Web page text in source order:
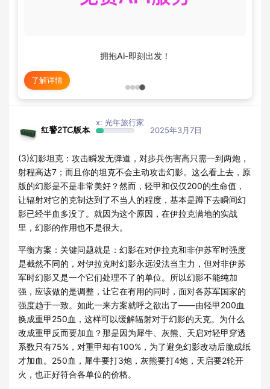
拥抱Ai-即刻出发！
了解详情
红警2TC版本
x: 光年旅行家
2025年3月7日
(3)幻影坦克：攻击瞬发无弹道，对步兵伤害高只需一到两炮，
射程高达7；而且你的坦克不会主动攻击幻影。这么看上去，原
版的幻影是不是非常美好？然而，轻甲和仅仅200的生命值，
让辐射对它的克制达到了不当人的程度，基本是蹲下去瞬间幻
影已经半血多没了。就因为这个原因，在伊拉克满地的实战
里，幻影的作用也不是很大。
平衡方案：关键问题就是：幻影在对伊拉克和非伊苏军时强度
是截然不同的，对伊拉克时幻影永远没法当主力，但对非伊苏
军时幻影又是一个它们处理不了的单位。所以幻影不能纯加
强，应该做的是调整，让它在有用的同时，面对各苏军国家的
强度趋于一致。如此一来方案就呼之欲出了——由轻甲200血
换成重甲250血，这样可以缓解辐射对于幻影的天克。为什么
改成重甲反而要加血？那是因为犀牛、灰熊、天启对轻甲穿透
系数只有75%，对重甲却有100%，为了避免幻影改动后脆成纸
才加血。250血，犀牛要打3炮，灰熊要打4炮，天启要2轮开
火，也正好符合各单位的价格。